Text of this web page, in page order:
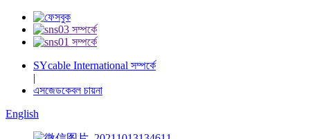
SYcable International সম্পর্কে
|
এসজেডকেবল চায়না
English